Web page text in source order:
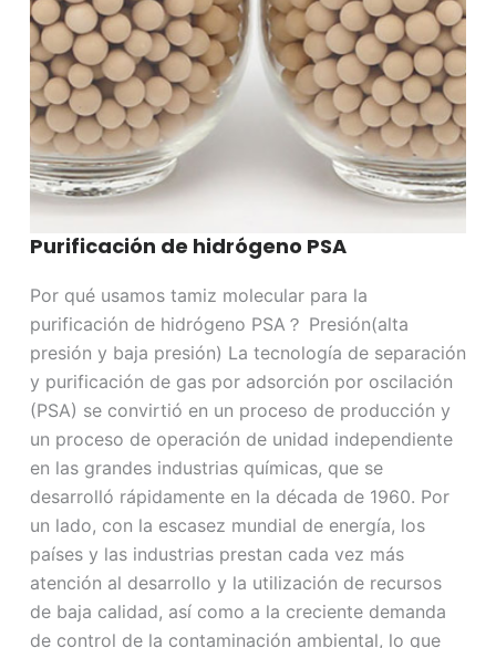
Purificación de hidrógeno PSA
Por qué usamos tamiz molecular para la
purificación de hidrógeno PSA？ Presión(alta
presión y baja presión) La tecnología de separación
y purificación de gas por adsorción por oscilación
(PSA) se convirtió en un proceso de producción y
un proceso de operación de unidad independiente
en las grandes industrias químicas, que se
desarrolló rápidamente en la década de 1960. Por
un lado, con la escasez mundial de energía, los
países y las industrias prestan cada vez más
atención al desarrollo y la utilización de recursos
de baja calidad, así como a la creciente demanda
de control de la contaminación ambiental, lo que